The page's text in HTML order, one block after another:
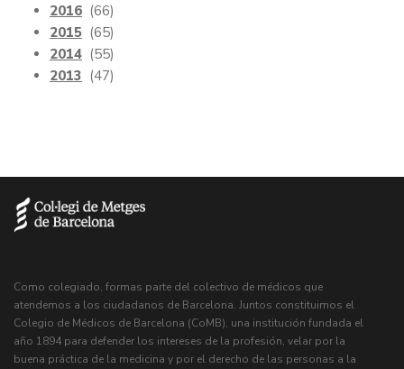
2016 (66)
2015 (65)
2014 (55)
2013 (47)
Como colegiado, formas parte del colectivo de médicos que
atendemos a los ciudadanos de Barcelona. Juntos constituimos el
Colegio de Médicos de Barcelona (CoMB), una institución fundada el
año 1894 para defender los intereses de la profesión, velar por la
buena práctica de la medicina y por el derecho de las personas a la